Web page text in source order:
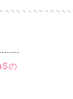
の